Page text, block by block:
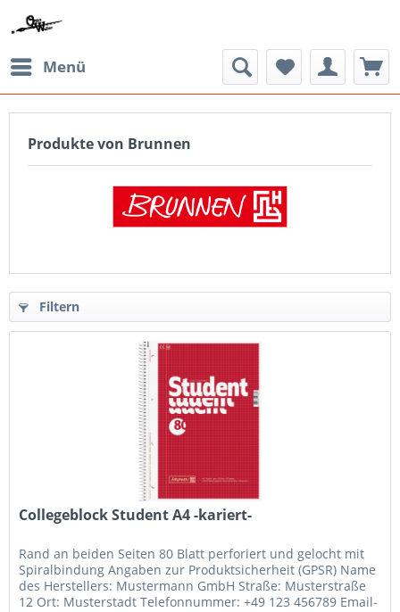
Menü
Produkte von Brunnen
Filtern
Collegeblock Student A4 -kariert-
Rand an beiden Seiten 80 Blatt perforiert und gelocht mit
Spiralbindung Angaben zur Produktsicherheit (GPSR) Name
des Herstellers: Mustermann GmbH Straße: Musterstraße
12 Ort: Musterstadt Telefonnummer: +49 123 456789 Email-